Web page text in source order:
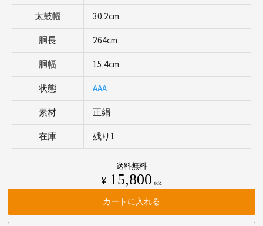
太鼓幅 30.2cm
胴長 264cm
胴幅 15.4cm
状態 AAA
素材 正絹
在庫 残り1
送料無料
¥ 15,800 税込
カートに入れる